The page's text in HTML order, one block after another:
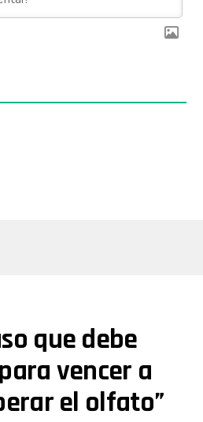
que debe
vencer a
el olfato”